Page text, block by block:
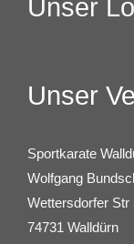
Unser
Unser
Sportkarate
Wolfgang
Wettersdorfer Str
74731 Walldürn